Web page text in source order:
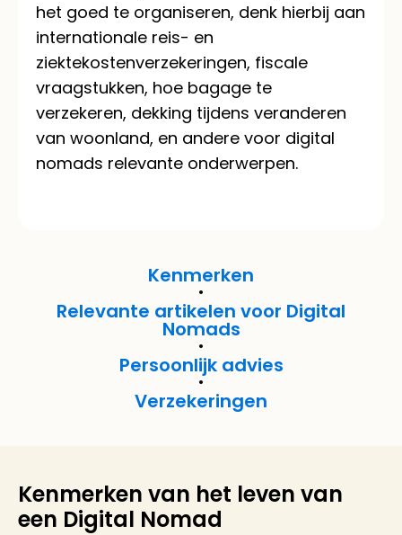
het goed te organiseren, denk hierbij aan
internationale reis- en
ziektekostenverzekeringen, fiscale
vraagstukken, hoe bagage te
verzekeren, dekking tijdens veranderen
van woonland, en andere voor digital
nomads relevante onderwerpen.
Kenmerken
Relevante artikelen voor Digital
Nomads
Persoonlijk advies
Verzekeringen
Kenmerken van het leven van
een Digital Nomad